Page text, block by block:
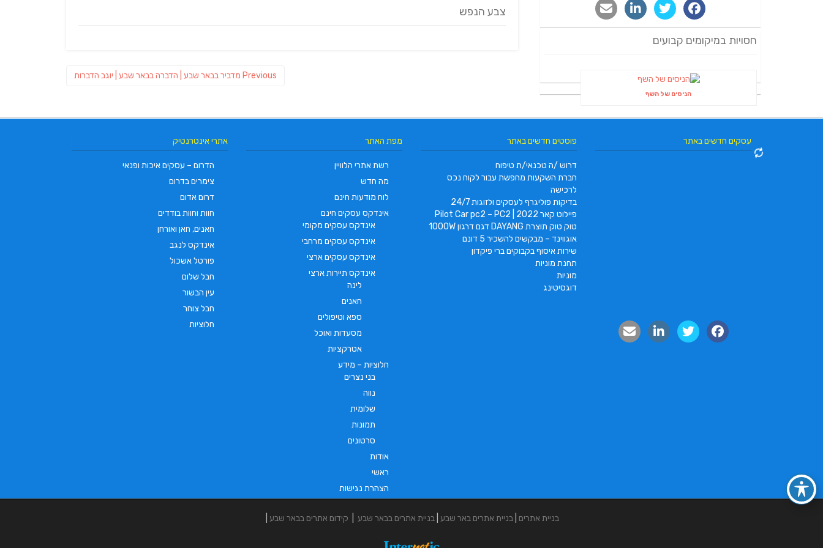
צבע הנפש
Previous
Previous
מדביר בבאר שבע | הדברה בבאר שבע | יוגב הדברות
חסויות במיקומים קבועים
הניסים של השף
אתרי אינטרנטיק
הדרום – עסקים איכות ופנאי
צימרים בדרום
דרום אדום
חוות וחוות בודדים
חאנים, חאן ואורחן
אינדקס לנגב
פורטל אשכול
חבל שלום
עין הבשור
חבל צוחר
חלוציות
מפת האתר
רשת אתרי הלוויין
מה חדש
לוח מודעות חינם
אינדקס עסקים חינם
אינדקס עסקים מקומי
אינדקס עסקים מרחבי
אינדקס עסקים ארצי
אינדקס תיירות ארצי
לינה
חאנים
ספא וטיפולים
מסעדות ואוכל
אטרקציות
חלוציות – מידע
בני נצרים
נווה
שלומית
תמונות
סרטונים
אודות
ראשי
הצהרת נגישות
פוסטים חדשים באתר
דרוש /ה טכנאי/ת טיפוח
חברת השקעות מחפשת עבור לקוח נכס
לרכישה
בדיקות פוליגרף לעסקים ולזוגות 24/7
פיילוט קאר 2022 | Pilot Car pc2 – PC2
טוק טוק תוצרת DAYANG דגם דרגון 1000W
אוגווינד – מבקשים להשכיר 5 דונם
שירות איסוף בקבוקים ברי פיקדון
תחנת מוניות
מוניות
דוגסיטינג
עסקים חדשים באתר
בניית אתרים בניית אתרים באר שבע בניית אתרים בבאר שבע קידום אתרים בבאר שבע